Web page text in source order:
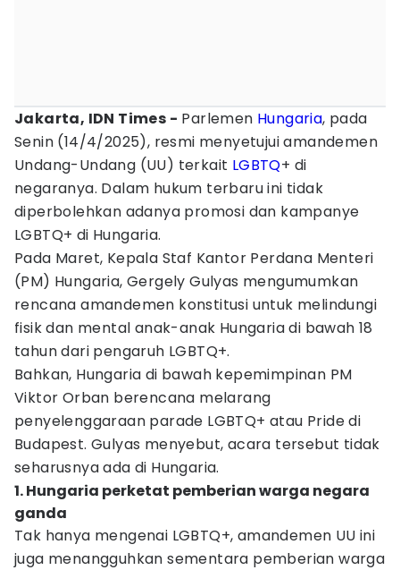
Jakarta, IDN Times - Parlemen Hungaria, pada
Senin (14/4/2025), resmi menyetujui amandemen
Undang-Undang (UU) terkait LGBTQ+ di
negaranya. Dalam hukum terbaru ini tidak
diperbolehkan adanya promosi dan kampanye
LGBTQ+ di Hungaria.
Pada Maret, Kepala Staf Kantor Perdana Menteri
(PM) Hungaria, Gergely Gulyas mengumumkan
rencana amandemen konstitusi untuk melindungi
fisik dan mental anak-anak Hungaria di bawah 18
tahun dari pengaruh LGBTQ+.
Bahkan, Hungaria di bawah kepemimpinan PM
Viktor Orban berencana melarang
penyelenggaraan parade LGBTQ+ atau Pride di
Budapest. Gulyas menyebut, acara tersebut tidak
seharusnya ada di Hungaria.
1. Hungaria perketat pemberian warga negara
ganda
Tak hanya mengenai LGBTQ+, amandemen UU ini
juga menangguhkan sementara pemberian warga